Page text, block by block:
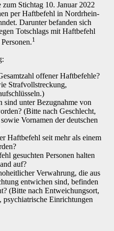
Stichtag 10. Januar 2022
per Haftbefehl in Nordrhein-
Darunter befanden sich
Totschlags mit Haftbefehl
1
offener Haftbefehle?
Strafvollstreckung,
sind unter Bezugnahme von
(Bitte nach Geschlecht,
Vornamen der deutschen
Haftbefehl seit mehr als einem
gesuchten Personen halten
auf?
Verwahrung, die aus
entwichen sind, befinden
(Bitte nach Entweichungsort,
psychiatrische Einrichtungen